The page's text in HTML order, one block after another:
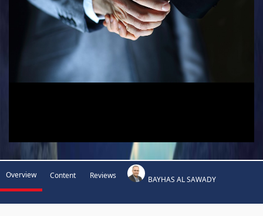
Overview Content Reviews BAYHAS AL SAWADY